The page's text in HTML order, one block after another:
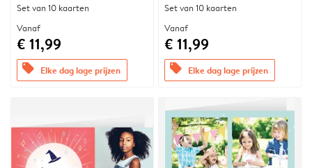
Set van 10 kaarten
Vanaf
€ 11,99
offers Elke dag lage prijzen
Set van 10 kaarten
Vanaf
€ 11,99
offers Elke dag lage prijzen